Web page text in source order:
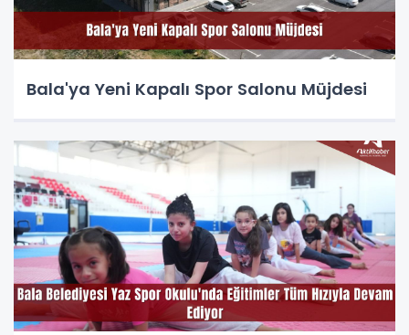
Bala'ya Yeni Kapalı Spor Salonu Müjdesi